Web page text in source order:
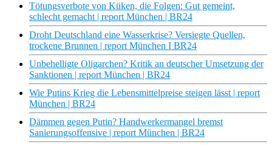
Tötungsverbote von Küken, die Folgen: Gut gemeint,
schlecht gemacht | report München | BR24
Droht Deutschland eine Wasserkrise? Versiegte Quellen,
trockene Brunnen | report München I BR24
Unbehelligte Oligarchen? Kritik an deutscher Umsetzung der
Sanktionen | report München | BR24
Wie Putins Krieg die Lebensmittelpreise steigen lässt | report
München | BR24
Dämmen gegen Putin? Handwerkermangel bremst
Sanierungsoffensive | report München | BR24